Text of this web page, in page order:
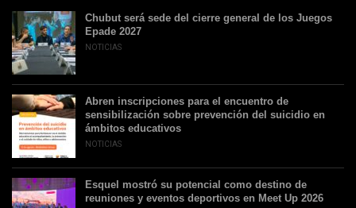
Chubut será sede del cierre general de los Juegos
Epade 2027
NOTICIAS
Abren inscripciones para el encuentro de
sensibilización sobre prevención del suicidio en
ámbitos educativos
NOTICIAS
Esquel mostró su potencial como destino de
reuniones y eventos deportivos en Meet Up 2026